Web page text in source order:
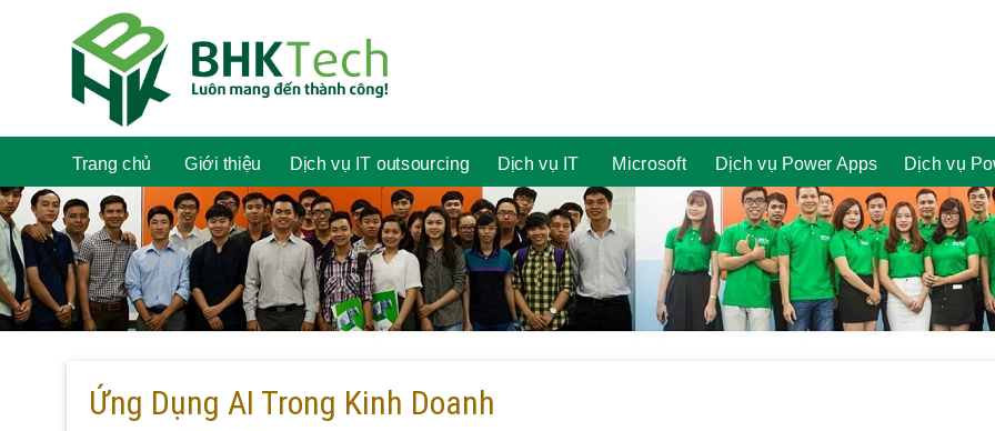
Trang chủ Giới thiệu Dịch vụ IT outsourcing Dịch vụ IT Microsoft Dịch vụ Power Apps Dịch vụ
Ứng Dụng AI Trong Kinh Doanh